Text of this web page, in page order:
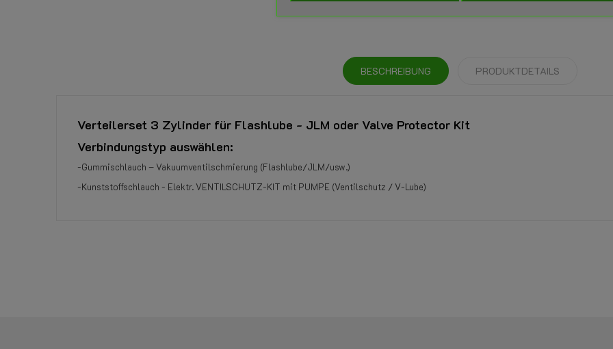
BESCHREIBUNG PRODUKTDETAILS
Verteilerset 3 Zylinder für Flashlube - JLM oder Valve Protector Kit
Verbindungstyp auswählen:
-Gummischlauch – Vakuumventilschmierung (Flashlube/JLM/usw.)
-Kunststoffschlauch - Elektr. VENTILSCHUTZ-KIT mit PUMPE (Ventilschutz / V-Lube)